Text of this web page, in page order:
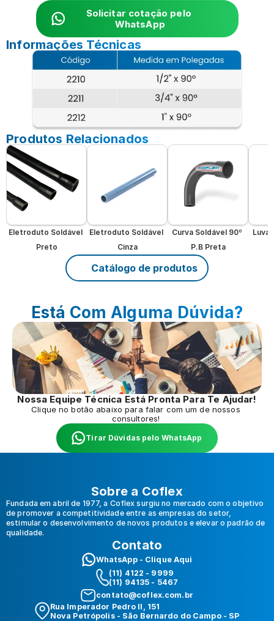
Solicitar cotação pelo
WhatsApp
Informações Técnicas
Produtos Relacionados
Eletroduto Soldável
Preto
Eletroduto Soldável
Cinza
Curva Soldável 90º
P.B Preta
Luva
Catálogo de produtos
Está Com Alguma Dúvida?
Nossa Equipe Técnica Está Pronta Para Te Ajudar!
Clique no botão abaixo para falar com um de nossos
consultores!
Tirar Dúvidas pelo WhatsApp
Sobre a Coflex
Fundada em abril de 1977, a Coflex surgiu no mercado com o objetivo
de promover a competitividade entre as empresas do setor,
estimular o desenvolvimento de novos produtos e elevar o padrão de
qualidade.
Contato
WhatsApp - Clique Aqui
(11) 4122 - 9999
(11) 94135 - 5467
contato@coflex.com.br
Rua Imperador Pedro II, 151
Nova Petrópolis - São Bernardo do Campo - SP